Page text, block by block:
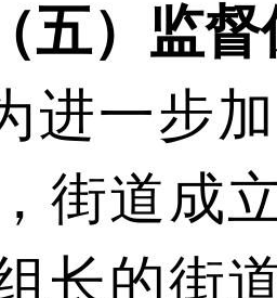
（五）监
进一步
街道成
长的街